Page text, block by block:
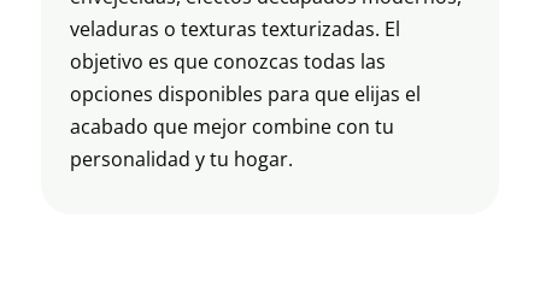
veladuras o texturas texturizadas. El
objetivo es que conozcas todas las
opciones disponibles para que elijas el
acabado que mejor combine con tu
personalidad y tu hogar.